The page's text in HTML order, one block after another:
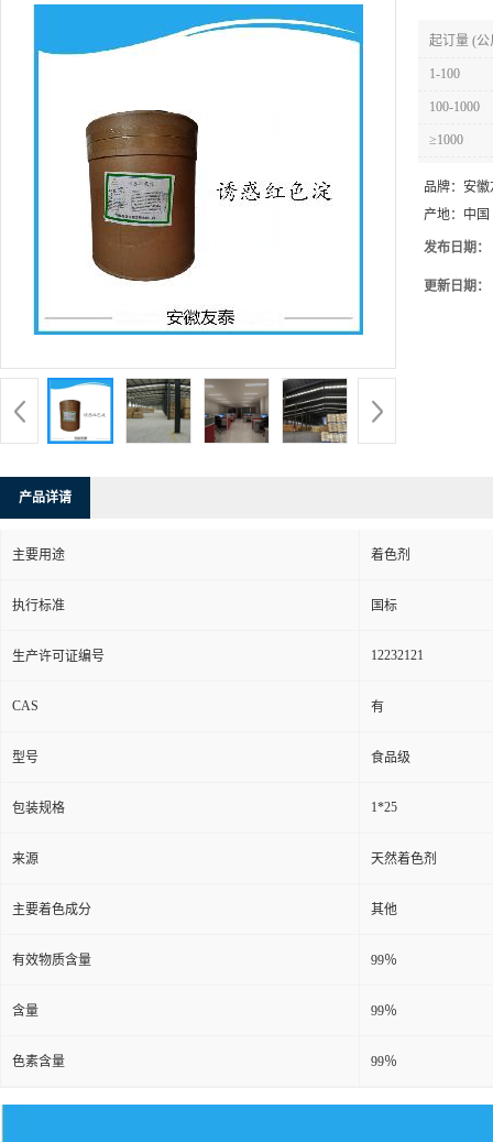
起订量 (公
1-100
100-1000
≥1000
品牌： 安徽
产地： 中国
发布日期：
更新日期：
产品详请
主要用途 着色剂
执行标准 国标
生产许可证编号 12232121
CAS 有
型号 食品级
包装规格 1*25
来源 天然着色剂
主要着色成分 其他
有效物质含量 99％
含量 99％
色素含量 99％